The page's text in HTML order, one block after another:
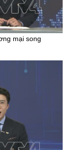
mại song